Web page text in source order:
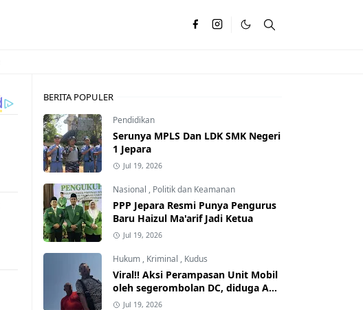
BERITA POPULER
Pendidikan
Serunya MPLS Dan LDK SMK Negeri
1 Jepara
Jul 19, 2026
Nasional , Politik dan Keamanan
PPP Jepara Resmi Punya Pengurus
Baru Haizul Ma'arif Jadi Ketua
Jul 19, 2026
Hukum , Kriminal , Kudus
Viral!! Aksi Perampasan Unit Mobil
oleh segerombolan DC, diduga Ada
Dalangnya
Jul 19, 2026